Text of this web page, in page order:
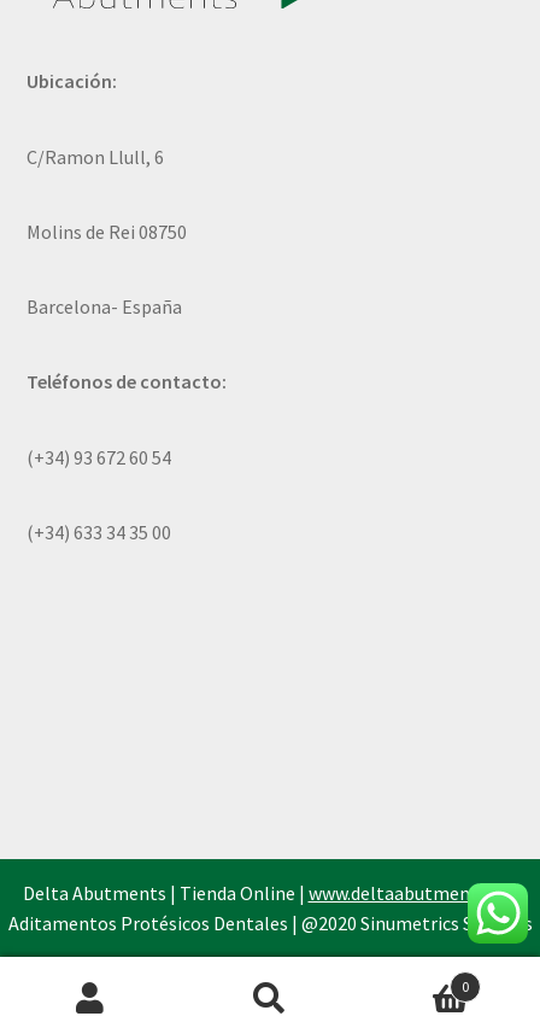
Ubicación:
C/Ramon Llull, 6
Molins de Rei 08750
Barcelona- España
Teléfonos de contacto:
(+34) 93 672 60 54
(+34) 633 34 35 00
Delta Abutments | Tienda Online | www.deltaabutments.es|
Aditamentos Protésicos Dentales | @2020 Sinumetrics Systems
Búsqueda
0